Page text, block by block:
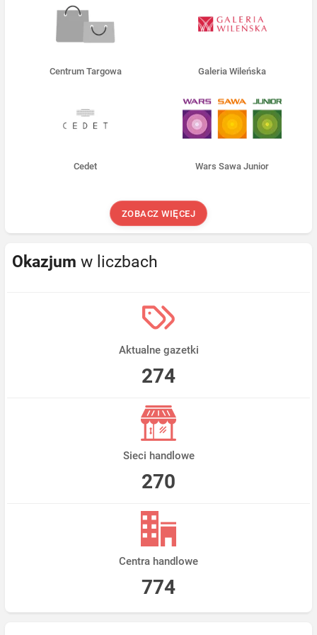
Centrum Targowa Galeria Wileńska
Cedet Wars Sawa Junior
ZOBACZ WIĘCEJ
Okazjum w liczbach
Aktualne gazetki
274
Sieci handlowe
270
Centra handlowe
774